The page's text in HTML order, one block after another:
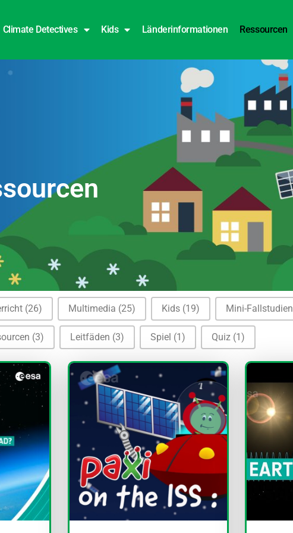
Climate Detectives Kids Länderinformationen Ressourcen
(26) Multimedia (25) Kids (19) Mini-Fallstudien
(3) Leitfäden (3) Spiel (1) Quiz (1)